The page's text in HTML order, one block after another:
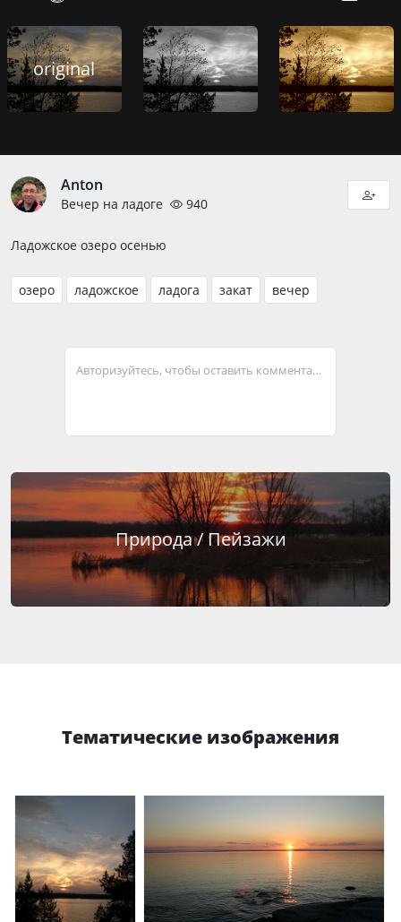
original
Anton
Вечер на ладоге 940
Ладожское озеро осенью
озеро ладожское ладога закат вечер
Авторизуйтесь, чтобы оставить комментарий
Природа / Пейзажи
Тематические изображения